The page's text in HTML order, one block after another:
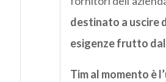
destinato a uscire
esigenze frutto
Tim al momento è